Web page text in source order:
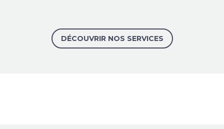
DÉCOUVRIR NOS SERVICES